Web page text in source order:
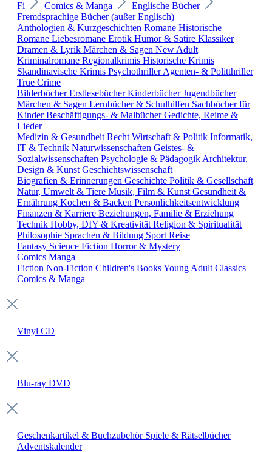
Fi
Comics & Manga
Englische Bücher
Fremdsprachige Bücher (außer Englisch)
Anthologien & Kurzgeschichten Romane Historische
Romane Liebesromane Erotik Humor & Satire Klassiker
Dramen & Lyrik Märchen & Sagen New Adult
Kriminalromane Regionalkrimis Historische Krimis
Skandinavische Krimis PsychothrillerAgenten- & Politthriller
True Crime
BilderbücherErstlesebücherKinderbücherJugendbücher
Märchen & Sagen Lernbücher & Schulhilfen Sachbücher für
KinderBeschäftigungs- & MalbücherGedichte, Reime &
Lieder
Medizin & Gesundheit Recht Wirtschaft & Politik Informatik,
IT & Technik Naturwissenschaften Geistes- &
Sozialwissenschaften Psychologie & Pädagogik Architektur,
Design & Kunst Geschichtswissenschaft
Biografien & Erinnerungen Geschichte Politik & Gesellschaft
Natur, Umwelt & Tiere Musik, Film & Kunst Gesundheit &
Ernährung Kochen & Backen Persönlichkeitsentwicklung
Finanzen & Karriere Beziehungen, Familie & Erziehung
Technik Hobby, DIY & Kreativität Religion & Spiritualität
Philosophie Sprachen & Bildung Sport Reise
Fantasy Science Fiction Horror & Mystery
Comics Manga
Fiction Non-Fiction Children's BooksYoung Adult Classics
Comics & Manga
Vinyl CD
Blu-ray DVD
Geschenkartikel & Buchzubehör Spiele & Rätselbücher
Adventskalender